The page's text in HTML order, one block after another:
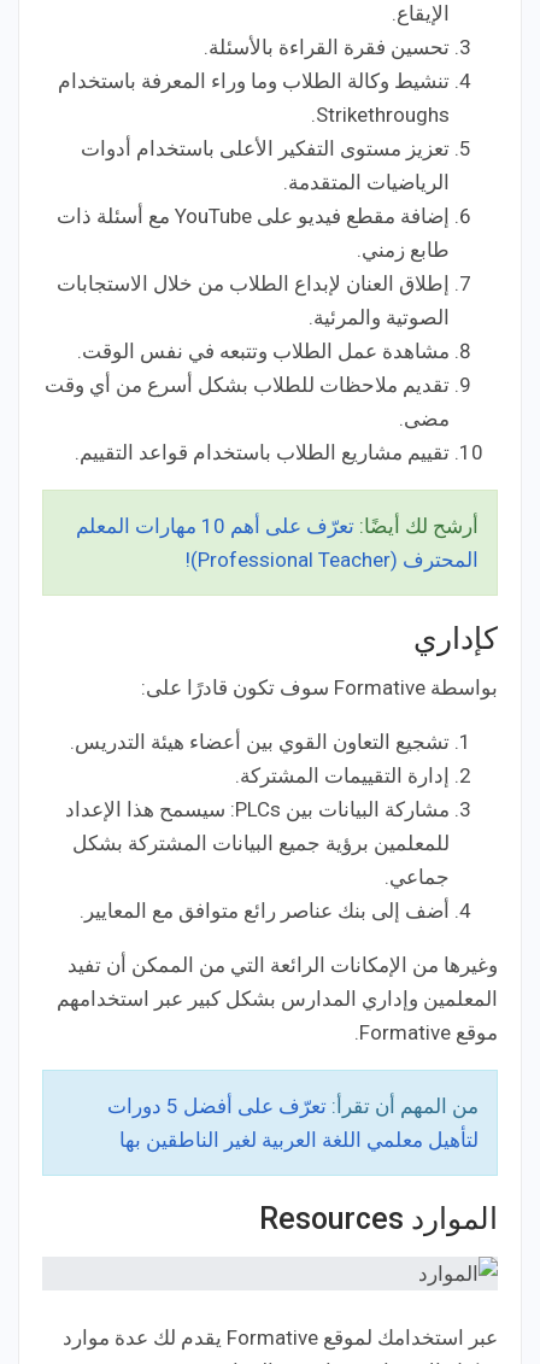
الإيقاع.
تحسين فقرة القراءة بالأسئلة.
تنشيط وكالة الطلاب وما وراء المعرفة باستخدام
Strikethroughs.
تعزيز مستوى التفكير الأعلى باستخدام أدوات
الرياضيات المتقدمة.
إضافة مقطع فيديو على YouTube مع أسئلة ذات
طابع زمني.
إطلاق العنان لإبداع الطلاب من خلال الاستجابات
الصوتية والمرئية.
مشاهدة عمل الطلاب وتتبعه في نفس الوقت.
تقديم ملاحظات للطلاب بشكل أسرع من أي وقت
مضى.
تقييم مشاريع الطلاب باستخدام قواعد التقييم.
أرشح لك أيضًا:
تعرّف على أهم 10 مهارات المعلم
المحترف (Professional Teacher)!
كإداري
بواسطة Formative سوف تكون قادرًا على:
تشجيع التعاون القوي بين أعضاء هيئة التدريس.
إدارة التقييمات المشتركة.
مشاركة البيانات بين PLCs: سيسمح هذا الإعداد
للمعلمين برؤية جميع البيانات المشتركة بشكل
جماعي.
أضف إلى بنك عناصر رائع متوافق مع المعايير.
وغيرها من الإمكانات الرائعة التي من الممكن أن تفيد
المعلمين وإداري المدارس بشكل كبير عبر استخدامهم
موقع Formative.
من المهم أن تقرأ:
تعرّف على أفضل 5 دورات
لتأهيل معلمي اللغة العربية لغير الناطقين بها
الموارد Resources
عبر استخدامك لموقع Formative يقدم لك عدة موارد